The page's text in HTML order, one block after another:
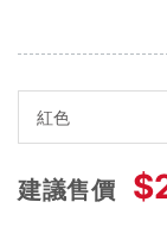
建議售價